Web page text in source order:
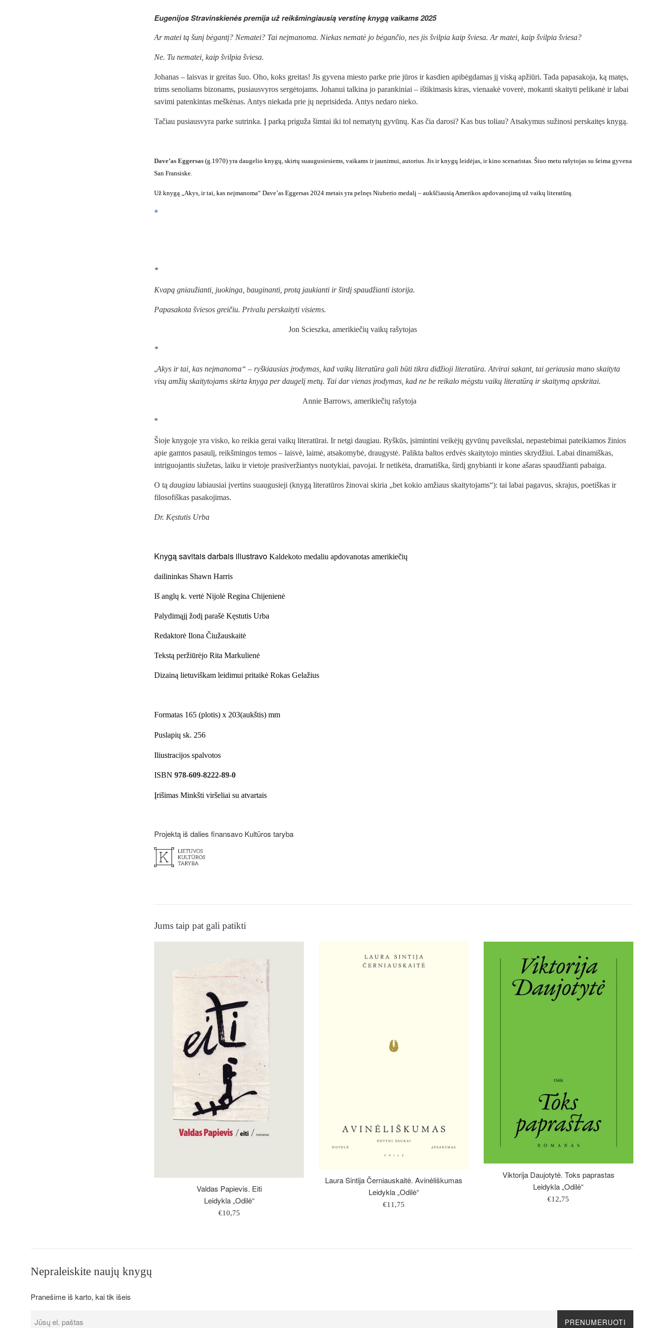
Eugenijos Stravinskienės premija už reikšmingiausią verstinę knygą vaikams 2025
Ar matei tą šunį bėgantį? Nematei? Tai neįmanoma. Niekas nematė jo bėgančio, nes jis švilpia kaip šviesa. Ar matei, kaip švilpia šviesa?
Ne. Tu nematei, kaip švilpia šviesa.
Johanas – laisvas ir greitas šuo. Oho, koks greitas! Jis gyvena miesto parke prie jūros ir kasdien apibėgdamas jį viską apžiūri. Tada papasakoja, ką matęs,
trims senoliams bizonams, pusiausvyros sergėtojams. Johanui talkina jo parankiniai – ištikimasis kiras, vienaakė voverė, mokanti skaityti pelikanė ir labai
savimi patenkintas meškėnas. Antys niekada prie jų neprisideda. Antys nedaro nieko.
Tačiau pusiausvyra parke sutrinka. Į parką priguža šimtai iki tol nematytų gyvūnų. Kas čia darosi? Kas bus toliau? Atsakymus sužinosi perskaitęs knygą.
Daveʼas Eggersas (g.1970) yra daugelio knygų, skirtų suaugusiesiems, vaikams ir jaunimui, autorius. Jis ir knygų leidėjas, ir kino scenaristas. Šiuo metu rašytojas su šeima gyvena
San Fransiske.
Už knygą „Akys, ir tai, kas neįmanoma“ Daveʼas Eggersas 2024 metais yra pelnęs Niuberio medalį – aukščiausią Amerikos apdovanojimą už vaikų literatūrą.
*
*
Kvapą gniaužianti, juokinga, bauginanti, protą jaukianti ir širdį spaudžianti istorija.
Papasakota šviesos greičiu. Privalu perskaityti visiems.
Jon Scieszka, amerikiečių vaikų rašytojas
*
„Akys ir tai, kas neįmanoma“ – ryškiausias įrodymas, kad vaikų literatūra gali būti tikra didžioji literatūra. Atvirai sakant, tai geriausia mano skaityta
visų amžių skaitytojams skirta knyga per daugelį metų. Tai dar vienas įrodymas, kad ne be reikalo mėgstu vaikų literatūrą irskaitymą apskritai.
Annie Barrows, amerikiečių rašytoja
*
Šioje knygoje yra visko, ko reikia gerai vaikų literatūrai. Ir netgi daugiau. Ryškūs, įsimintini veikėjų gyvūnų paveikslai, nepastebimai pateikiamos žinios
apie gamtos pasaulį, reikšmingos temos – laisvė, laimė, atsakomybė, draugystė. Palikta baltos erdvės skaitytojo minties skrydžiui. Labai dinamiškas,
intriguojantis siužetas, laiku ir vietoje prasiveržiantys nuotykiai, pavojai. Ir netikėta, dramatiška, širdį gnybianti ir kone ašaras spaudžianti pabaiga.
O tą daugiau labiausiai įvertins suaugusieji (knygą literatūros žinovai skiria „bet kokio amžiaus skaitytojams“): tai labai pagavus, skrajus, poetiškas ir
filosofiškas pasakojimas.
Dr. Kęstutis Urba
Knygą savitais darbais iliustravo Kaldekoto medaliu apdovanotas amerikiečių
dailininkas Shawn Harris
Iš anglų k. vertė Nijolė Regina Chijenienė
Palydimąjį žodį parašė Kęstutis Urba
Redaktorė Ilona Čiužauskaitė
Tekstą peržiūrėjo Rita Markulienė
Dizainą lietuviškam leidimui pritaikė Rokas Gelažius
Formatas 165 (plotis) x 203(aukštis) mm
Puslapių sk. 256
Iliustracijos spalvotos
ISBN 978-609-8222-89-0
Įrišimas Minkšti viršeliai su atvartais
Projektą iš dalies finansavo Kultūros taryba
Jums taip pat gali patikti
Valdas Papievis. Eiti
Leidykla „Odilė“
Įprasta
€10,75
Laura Sintija Černiauskaitė. Avinėliškumas
Leidykla „Odilė“
Įprasta
€11,75
Viktorija Daujotytė. Toks paprastas
Leidykla „Odilė“
Įprasta
€12,75
Nepraleiskite naujų knygų
Pranešime iš karto, kai tik išeis
PRENUMERUOTI